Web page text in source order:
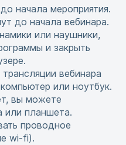
начала мероприятия.
до начала вебинара.
или наушники,
и закрыть
вебинара
или ноутбук.
вы можете
или планшета.
проводное
wi-fi).